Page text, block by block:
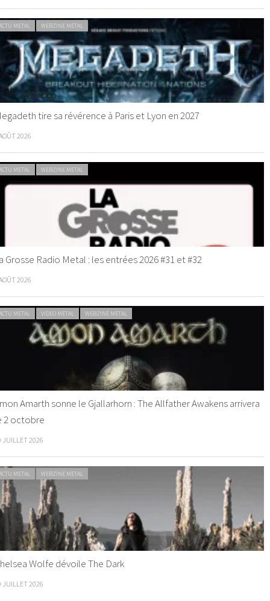
METAL WEBZINE METAL
tire sa révérence à Paris et Lyon en 2027
2026
METAL WEBZINE METAL
Grosse Radio Metal : les entrées 2026 #31 et #32
2026
METAL VIDEO METAL WEBZINE METAL
Amarth sonne le Gjallarhorn : The Allfather Awakens arrivera
2 octobre
JUILLET 2026
METAL WEBZINE METAL
Wolfe dévoile The Dark
JUILLET 2026